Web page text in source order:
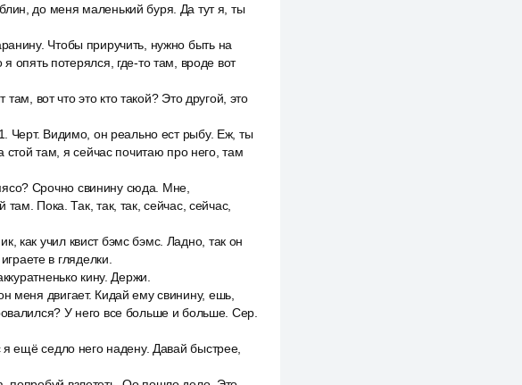
до меня маленький буря. Да тут я, ты
Чтобы приручить, нужно быть на
опять потерялся, где-то там, вроде вот
вот что это кто такой? Это другой, это
Черт. Видимо, он реально ест рыбу. Еж, ты
там, я сейчас почитаю про него, там
Срочно свинину сюда. Мне,
Пока. Так, так, так, сейчас, сейчас,
как учил квист бэмс бэмс. Ладно, так он
в гляделки.
кину. Держи.
меня двигает. Кидай ему свинину, ешь,
У него все больше и больше. Сер.
ещё седло него надену. Давай быстрее,